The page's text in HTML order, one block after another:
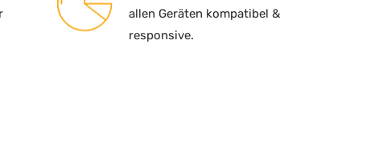
allen Geräten kompatibel &
responsive.